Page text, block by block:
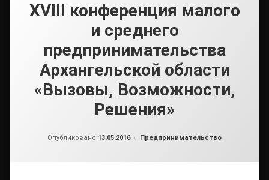
XVIII конференция малого
и среднего
предпринимательства
Архангельской области
«Вызовы, Возможности,
Решения»
Опубликовано 13.05.2016 Рубрики:
Предпринимательство